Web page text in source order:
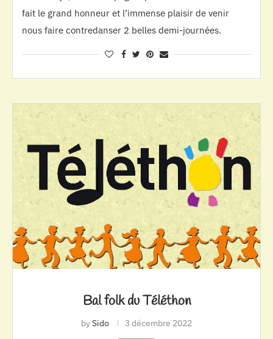
fait le grand honneur et l’immense plaisir de venir
nous faire contredanser 2 belles demi-journées.
Bal folk du Téléthon
bySido 3 décembre 2022